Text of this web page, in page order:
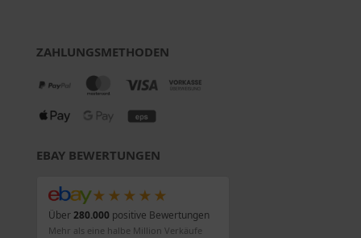
ZAHLUNGSMETHODEN
EBAY BEWERTUNGEN
★★★★★
Über280.000positive Bewertungen
Mehr als eine halbe Million Verkäufe